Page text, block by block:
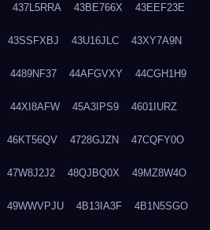
437L5RRA 43BE766X 43EEF23E
43SSFXBJ 43U16JLC 43XY7A9N
4489NF37 44AFGVXY 44CGH1H9
44XI8AFW 45A3IPS9 4601IURZ
46KT56QV 4728GJZN 47CQFY0O
47W8J2J2 48QJBQ0X 49MZ8W4O
49WWVPJU 4B13IA3F 4B1N5SGO